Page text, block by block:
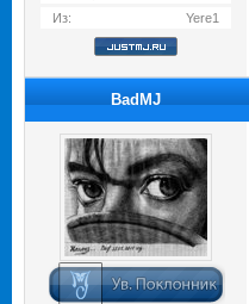
Из:
Yere1
BadMJ